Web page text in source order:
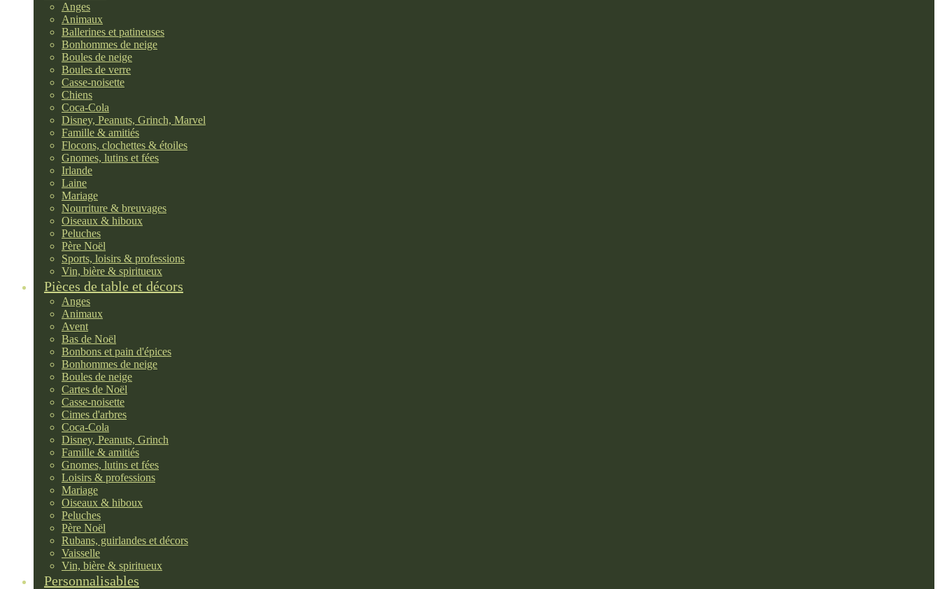
Anges
Animaux
Ballerines et patineuses
Bonhommes de neige
Boules de neige
Boules de verre
Casse-noisette
Chiens
Coca-Cola
Disney, Peanuts, Grinch, Marvel
Famille & amitiés
Flocons, clochettes & étoiles
Gnomes, lutins et fées
Irlande
Laine
Mariage
Nourriture & breuvages
Oiseaux & hiboux
Peluches
Père Noël
Sports, loisirs & professions
Vin, bière & spiritueux
Pièces de table et décors
Anges
Animaux
Avent
Bas de Noël
Bonbons et pain d'épices
Bonhommes de neige
Boules de neige
Cartes de Noël
Casse-noisette
Cimes d'arbres
Coca-Cola
Disney, Peanuts, Grinch
Famille & amitiés
Gnomes, lutins et fées
Loisirs & professions
Mariage
Oiseaux & hiboux
Peluches
Père Noël
Rubans, guirlandes et décors
Vaisselle
Vin, bière & spiritueux
Personnalisables